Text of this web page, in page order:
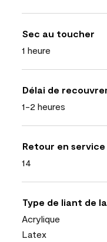
Sec au toucher
1 heure
Délai de
1-2 heures
Retour en service
14
Type de liant de
Acrylique
Latex